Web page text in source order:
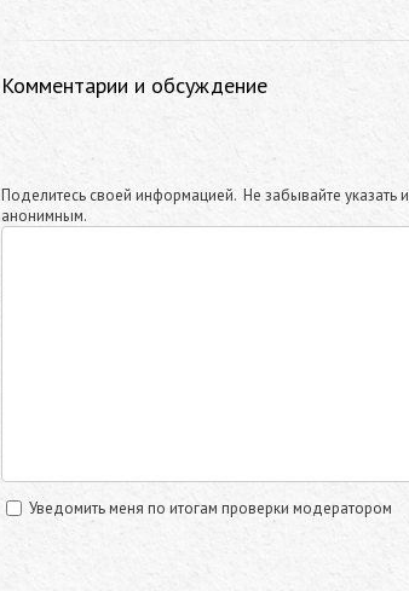
Комментарии и обсуждение
Поделитесь своей информацией. Не забывайте указать
анонимным.
Уведомить меня по итогам проверки модератором